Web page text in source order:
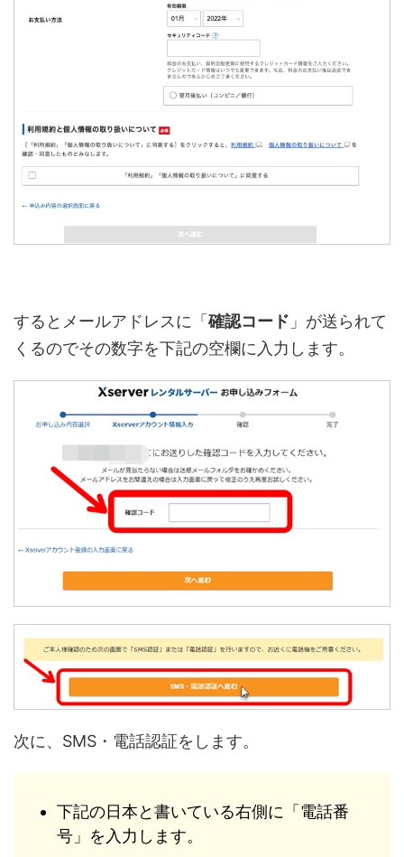
するとメールアドレスに「確認コード 」が送られて
くるのでその数字を下記の空欄に入力します。
次に、SMS・電話認証をします。
下記の日本と書いている右側に「電話番
号」を入力します。